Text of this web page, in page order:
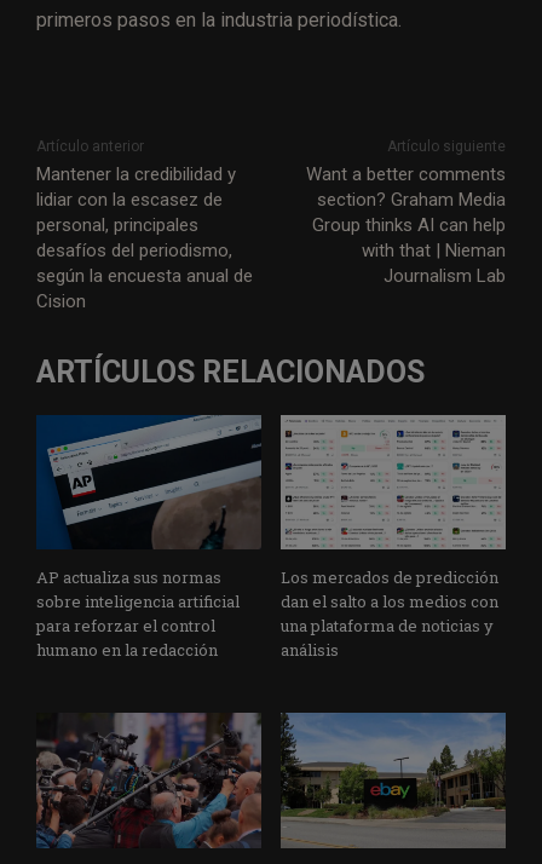
primeros pasos en la industria periodística.
Artículo anterior
Mantener la credibilidad y
lidiar con la escasez de
personal, principales
desafíos del periodismo,
según la encuesta anual de
Cision
Artículo siguiente
Want a better comments
section? Graham Media
Group thinks AI can help
with that | Nieman
Journalism Lab
ARTÍCULOS RELACIONADOS
AP actualiza sus normas
sobre inteligencia artificial
para reforzar el control
humano en la redacción
Los mercados de predicción
dan el salto a los medios con
una plataforma de noticias y
análisis